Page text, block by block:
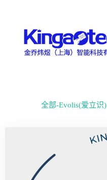
全部-Evolis(爱立识)